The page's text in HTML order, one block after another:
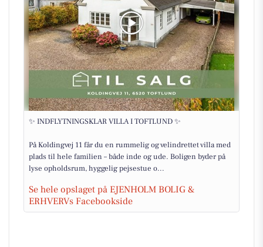
✨ INDFLYTNINGSKLAR VILLA I TOFTLUND ✨
På Koldingvej 11 får du en rummelig og velindrettet villa med
plads til hele familien – både inde og ude. Boligen byder på
lyse opholdsrum, hyggelig pejsestue o...
Se hele opslaget på EJENHOLM BOLIG &
ERHVERVs Facebookside